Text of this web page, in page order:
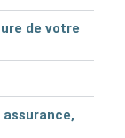
de votre